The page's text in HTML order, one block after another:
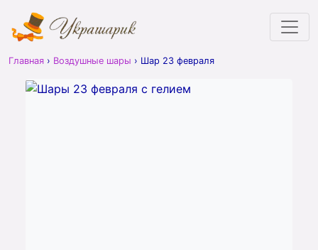
Главная › Воздушные шары › Шар 23 февраля